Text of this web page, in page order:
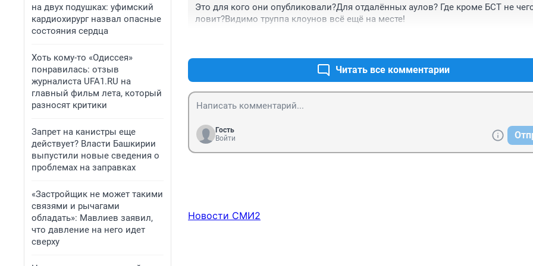
на двух подушках: уфимский
кардиохирург назвал опасные
состояния сердца
Хоть кому-то «Одиссея»
понравилась: отзыв
журналиста UFA1.RU на
главный фильм лета, который
разносят критики
Запрет на канистры еще
действует? Власти Башкирии
выпустили новые сведения о
проблемах на заправках
«Застройщик не может такими
связями и рычагами
обладать»: Мавлиев заявил,
что давление на него идет
сверху
Это для кого они опубликовали?Для отдалённых аулов? Где кроме БСТ не
ловит?Видимо труппа клоунов всё ещё на месте!
Читать все комментарии
Гость
Войти
Новости СМИ2